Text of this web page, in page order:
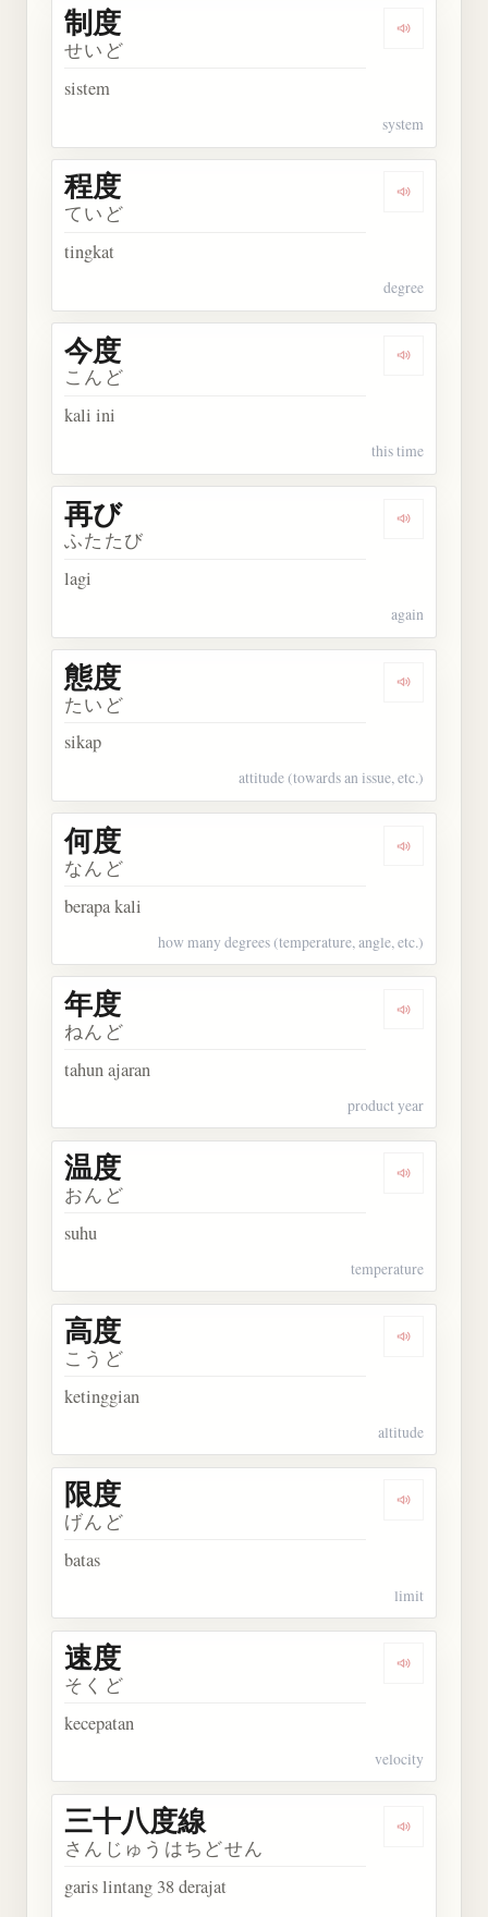
Dengarkan
制度
せいど
sistem
system
Dengarkan
程度
ていど
tingkat
degree
Dengarkan
今度
こんど
kali ini
this time
Dengarkan
再び
ふたたび
lagi
again
Dengarkan
態度
たいど
sikap
attitude (towards an issue, etc.)
Dengarkan
何度
なんど
berapa kali
how many degrees (temperature, angle, etc.)
Dengarkan
年度
ねんど
tahun ajaran
product year
Dengarkan
温度
おんど
suhu
temperature
Dengarkan
高度
こうど
ketinggian
altitude
Dengarkan
限度
げんど
batas
limit
Dengarkan
速度
そくど
kecepatan
velocity
Dengarkan
三十八度線
さんじゅうはちどせん
garis lintang 38 derajat